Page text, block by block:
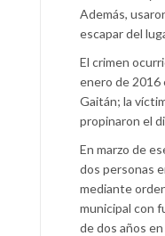
Además,
escapar del
El crimen
enero de 2016
Gaitán; la
propinaron el
En marzo de
dos personas
mediante
municipal con
de dos años